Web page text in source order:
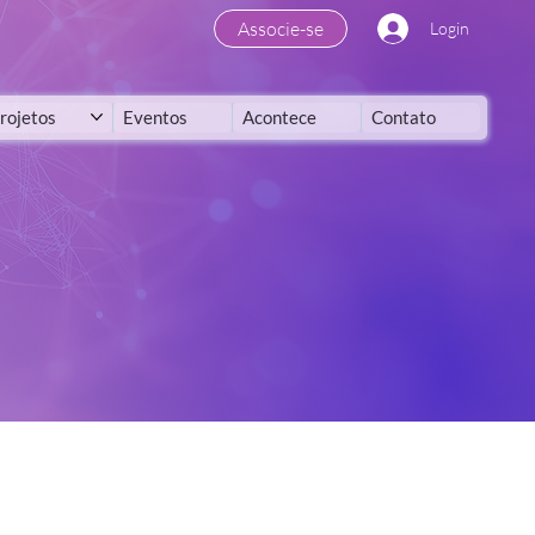
Associe-se Login
Eventos Acontece Contato